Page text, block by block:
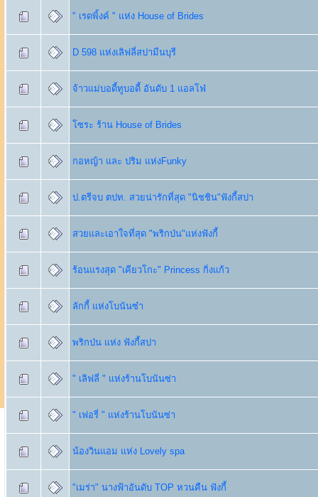
" เรดพิ้งค์ " แห่ง House of Brides
D 598 แห่งเลิฟลี่สปามีนบุรี
จ้าวแม่บอดี้ทูบอดี้ อันดับ 1 แอลโฟ่
โซระ ร้าน House of Brides
กอหญ้า และ ปริม แห่งFunky
ป.ตรีจบ ตปท. สวยน่ารักที่สุด "นิชชิน"ฟังกี้สปา
สวยและเอาใจที่สุด "พริกป่น"แห่งฟังกี้
ร้อนแรงสุด "เคียวโกะ" Princess กิ่งแก้ว
ลักกี้ แห่งโบนันซ๋า
พริกป่น แห่ง ฟังกี้สปา
" เลิฟลี่ " แห่งร้านโบนันซ่า
" เฟอรี่ " แห่งร้านโบนันซ่า
น้องวินแอม แห่ง Lovely spa
"เมร่า" นางฟ้าอันดับ TOP หวนคืน ฟังกี้